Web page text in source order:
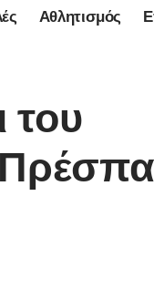
Αθλητισμός
του
Πρέσπα